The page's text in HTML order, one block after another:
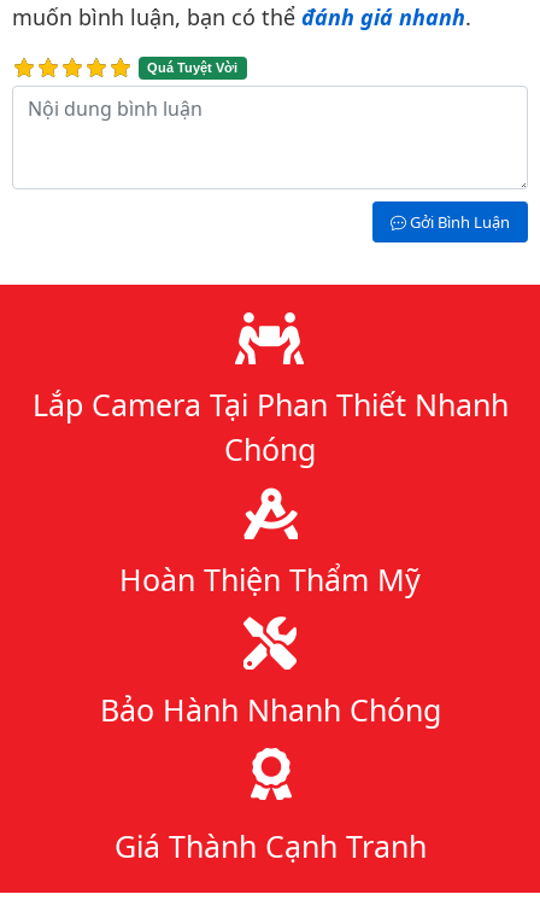
muốn bình luận, bạn có thể đánh giá nhanh.
Quá Tuyệt Vời
Nội dung bình luận
Gởi Bình Luận
Lý do chọn chúng tôi
Lắp Camera Tại Phan Thiết Nhanh
Chóng
Hoàn Thiện Thẩm Mỹ
Bảo Hành Nhanh Chóng
Giá Thành Cạnh Tranh